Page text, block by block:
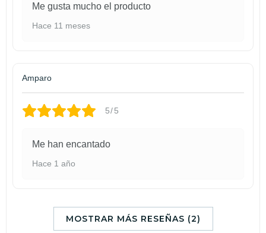
Me gusta mucho el producto
Hace 11 meses
Amparo
5/5
Me han encantado
Hace 1 año
MOSTRAR MÁS RESEÑAS (2)